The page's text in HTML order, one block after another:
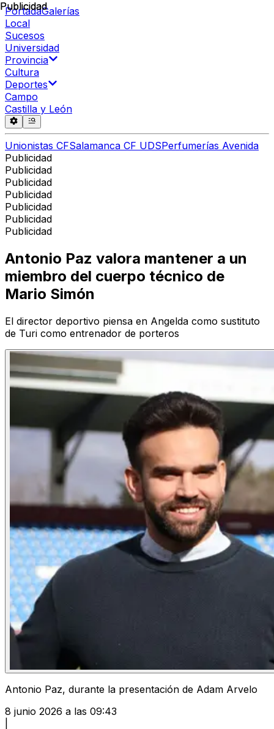
PortadaGalerías
Local
Sucesos
Universidad
Provincia
Cultura
Deportes
Campo
Castilla y León
Unionistas CFSalamanca CF UDSPerfumerías Avenida
Publicidad
Publicidad
Publicidad
Publicidad
Publicidad
Publicidad
Publicidad
Publicidad
Antonio Paz valora mantener a un
miembro del cuerpo técnico de
Mario Simón
El director deportivo piensa en Angelda como sustituto
de Turi como entrenador de porteros
Antonio Paz, durante la presentación de Adam Arvelo
8 junio 2026 a las 09:43
Publicidad